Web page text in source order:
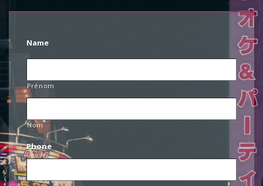
Name
Prénom
Nom
Phone